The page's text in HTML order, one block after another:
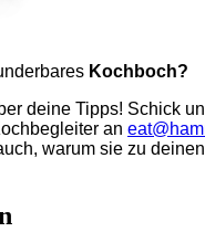
Kochboch?
deine Tipps! Schick
an
warum sie zu